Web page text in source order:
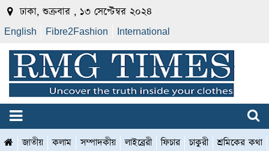
ঢাকা, শুক্রবার , ১৩ সেপ্টেম্বর ২০২৪
English Fibre2Fashion International
জাতীয় কলাম সম্পাদকীয় লাইব্রেরী ফিচার চাকুরী শ্রমিকের কথা